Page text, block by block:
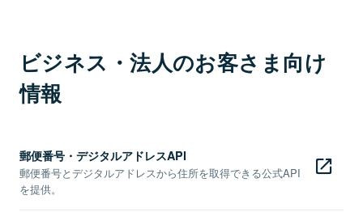
ビジネス・法人のお客さま向け
情報
郵便番号・デジタルアドレスAPI
郵便番号とデジタルアドレスから住所を取得できる公式API
を提供。